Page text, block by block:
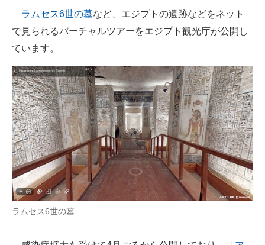
ITの今と未来を見通す
スマホと通信の最新トレンド
進化するPCとデバイスの未来
好きが集まる 比べて選べる
ビジネスと働き方のヒント
AI活用のいまが分かる
企業ITのトレンドを詳説
経営リーダーのコミュニティ
ラムセス6世の墓など、エジプトの遺跡などをネット
で見られるバーチャルツアーをエジプト観光庁が公開し
ています。
ラムセス6世の墓